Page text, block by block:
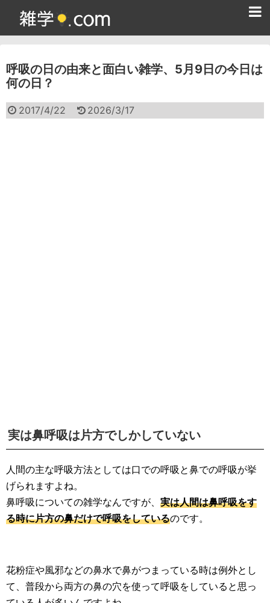
呼吸の日の由来と面白い雑学、5月9日の今日は
何の日？
2017/4/22 2026/3/17
実は鼻呼吸は片方でしかしていない
人間の主な呼吸方法としては口での呼吸と鼻での呼吸が挙
げられますよね。
鼻呼吸についての雑学なんですが、 実は人間は鼻呼吸をす
る時に片方の鼻だけで呼吸をしているのです。
花粉症や風邪などの鼻水で鼻がつまっている時は例外とし
て、普段から両方の鼻の穴を使って呼吸をしていると思っ
雑学クイズ問題集
面白い雑学